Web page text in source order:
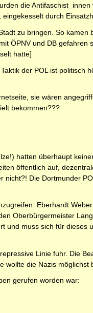
die
durch
zu bringen. So kamen
ÖPNV und DB gefahren
hatte]
der POL ist politisch
sie wären
bekommen???
hatten überhaupt
öffentlich auf,
Die Dortmunder
Eberhardt
Oberbürgermeister
und muss sich für dieses
Linie fuhr. Die
die Nazis möglichst
gerufen worden war: